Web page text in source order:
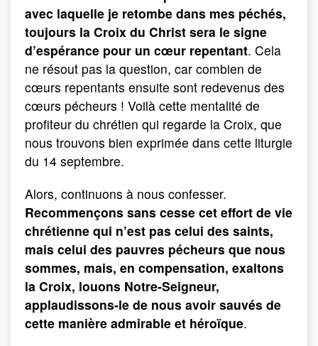
avec laquelle je retombe dans mes péchés,
toujours la Croix du Christ sera le signe
d’espérance pour un cœur repentant. Cela
ne résout pas la question, car combien de
cœurs repentants ensuite sont redevenus des
cœurs pécheurs ! Voilà cette mentalité de
profiteur du chrétien qui regarde la Croix, que
nous trouvons bien exprimée dans cette liturgie
du 14 septembre.
Alors, continuons à nous confesser.
Recommençons sans cesse cet effort de vie
chrétienne qui n’est pas celui des saints,
mais celui des pauvres pécheurs que nous
sommes, mais, en compensation, exaltons
la Croix, louons Notre-Seigneur,
applaudissons-le de nous avoir sauvés de
cette manière admirable et héroïque.